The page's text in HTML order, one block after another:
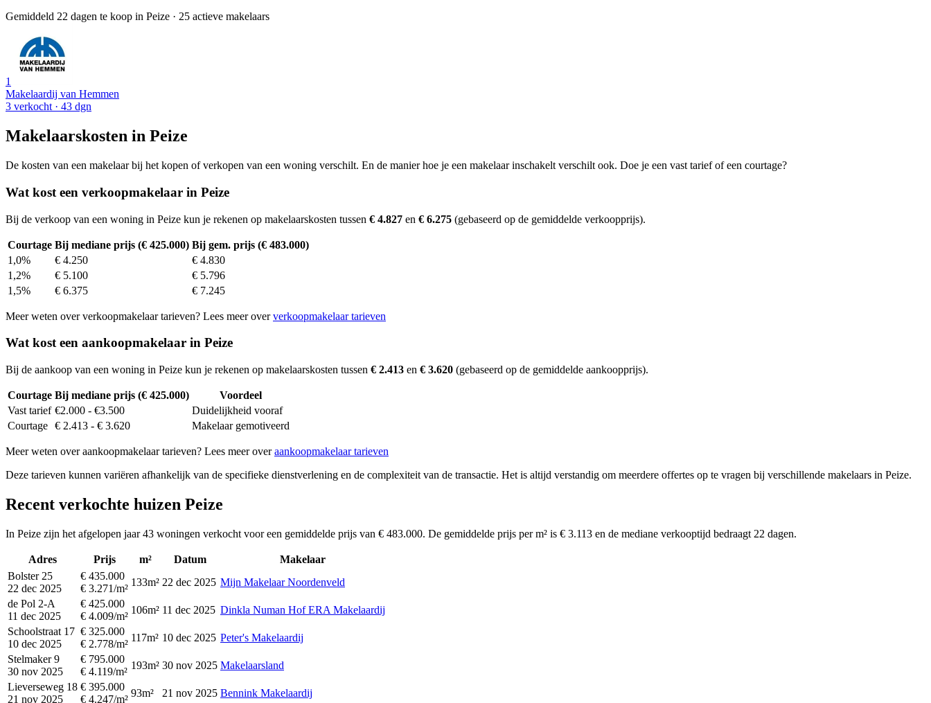
Gemiddeld 22 dagen te koop in Peize · 25 actieve makelaars
1
Makelaardij van Hemmen
3 verkocht · 43 dgn
Makelaarskosten in Peize
De kosten van een makelaar bij het kopen of verkopen van een woning verschilt. En de manier hoe je een makelaar inschakelt verschilt ook. Doe je een vast tarief of een courtage?
Wat kost een verkoopmakelaar in Peize
Bij de verkoop van een woning in Peize kun je rekenen op makelaarskosten tussen € 4.827 en € 6.275 (gebaseerd op de gemiddelde verkoopprijs).
Courtage Bij mediane prijs (€ 425.000) Bij gem. prijs (€ 483.000)
1,0%
€ 4.250
€ 4.830
1,2%
€ 5.100
€ 5.796
1,5%
€ 6.375 € 7.245
Meer weten over verkoopmakelaar tarieven? Lees meer oververkoopmakelaar tarieven
Wat kost een aankoopmakelaar in Peize
Bij de aankoop van een woning in Peize kun je rekenen op makelaarskosten tussen € 2.413 en € 3.620 (gebaseerd op de gemiddelde aankoopprijs).
Courtage Bij mediane prijs (€ 425.000)
Voordeel
Vast tarief €2.000 - €3.500
Duidelijkheid vooraf
Courtage € 2.413 - € 3.620 Makelaar gemotiveerd
Meer weten over aankoopmakelaar tarieven? Lees meer overaankoopmakelaar tarieven
Deze tarieven kunnen variëren afhankelijk van de specifieke dienstverlening en de complexiteit van de transactie. Het is altijd verstandig om meerdere offertes op te vragen bij verschillende makelaars in Peize.
Recent verkochte huizen Peize
In Peize zijn het afgelopen jaar 43 woningen verkocht voor een gemiddelde prijs van € 483.000. De gemiddelde prijs per m² is € 3.113 en de mediane verkooptijd bedraagt 22 dagen.
Adres Prijs m² Datum
Makelaar
Bolster 25
22 dec 2025
€ 435.000
€ 3.271/m²
133m² 22 dec 2025 Mijn Makelaar Noordenveld
de Pol 2-A
11 dec 2025
€ 425.000
€ 4.009/m²
106m² 11 dec 2025 Dinkla Numan Hof ERA Makelaardij
Schoolstraat 17
10 dec 2025
€ 325.000
€ 2.778/m²
117m² 10 dec 2025 Peter's Makelaardij
Stelmaker 9
30 nov 2025
€ 795.000
€ 4.119/m²
193m² 30 nov 2025 Makelaarsland
Lieverseweg 18
21 nov 2025
€ 395.000
€ 4.247/m²
93m² 21 nov 2025 Bennink Makelaardij